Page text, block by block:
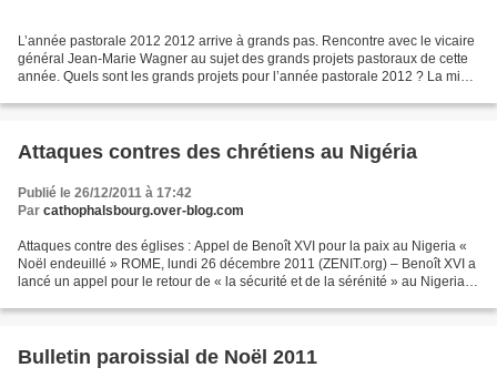
L’année pastorale 2012 2012 arrive à grands pas. Rencontre avec le vicaire
général Jean-Marie Wagner au sujet des grands projets pastoraux de cette
année. Quels sont les grands projets pour l’année pastorale 2012 ? La mise
Attaques contres des chrétiens au Nigéria
Publié le 26/12/2011 à 17:42
Par cathophalsbourg.over-blog.com
Attaques contre des églises : Appel de Benoît XVI pour la paix au Nigeria «
Noël endeuillé » ROME, lundi 26 décembre 2011 (ZENIT.org) – Benoît XVI a
lancé un appel pour le retour de « la sécurité et de la sérénité » au Nigeria, à
Bulletin paroissial de Noël 2011